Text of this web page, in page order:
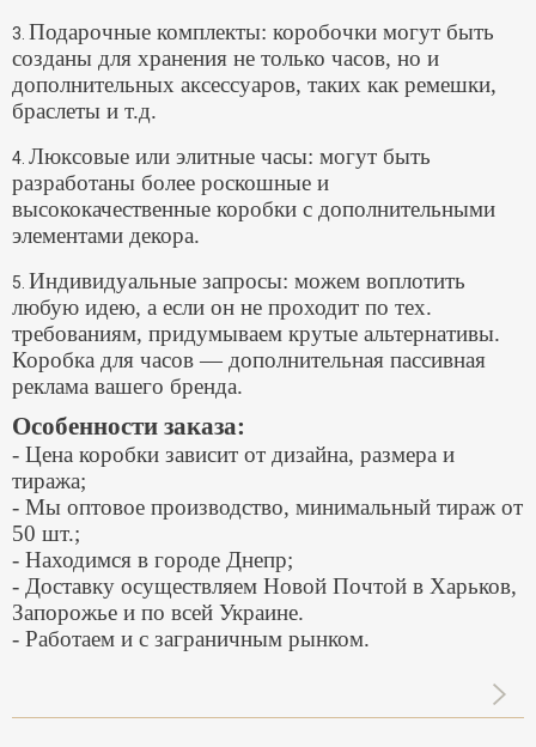
3. Подарочные комплекты: коробочки могут быть
созданы для хранения не только часов, но и
дополнительных аксессуаров, таких как ремешки,
браслеты и т.д.
4. Люксовые или элитные часы: могут быть
разработаны более роскошные и
высококачественные коробки с дополнительными
элементами декора.
5. Индивидуальные запросы: можем воплотить
любую идею, а если он не проходит по тех.
требованиям, придумываем крутые альтернативы.
Коробка для часов — дополнительная пассивная
реклама вашего бренда.
Особенности заказа:
- Цена коробки зависит от дизайна, размера и
тиража;
- Мы оптовое производство, минимальный тираж от
50 шт.;
- Находимся в городе Днепр;
- Доставку осуществляем Новой Почтой в Харьков,
Запорожье и по всей Украине.
- Работаем и с заграничным рынком.